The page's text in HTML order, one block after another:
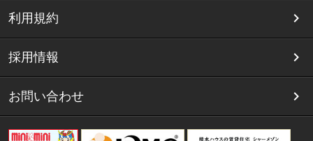
利用規約
採用情報
お問い合わせ